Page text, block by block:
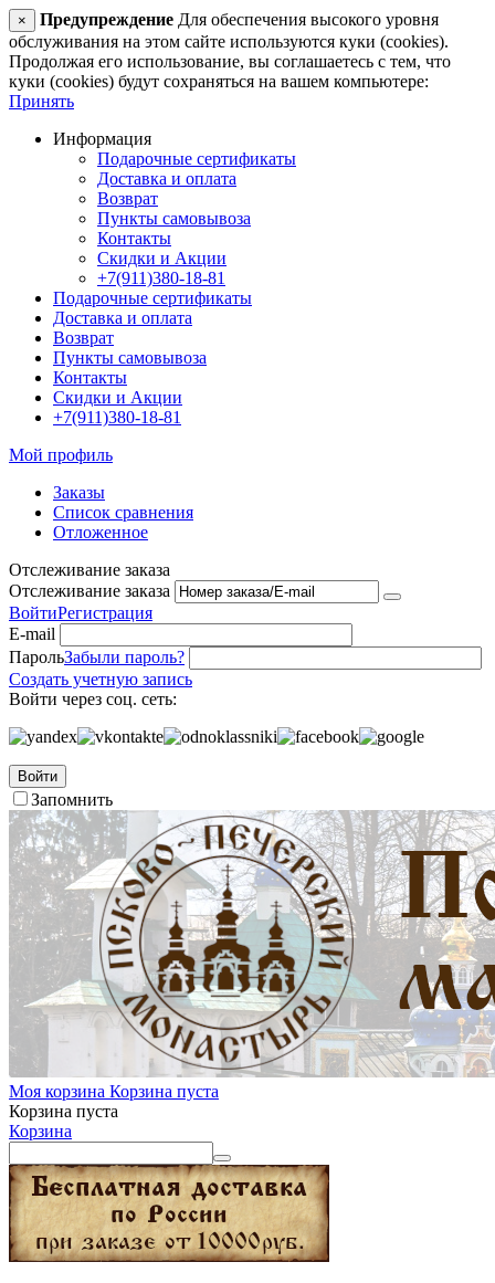
× Предупреждение Для обеспечения высокого уровня
обслуживания на этом сайте используются куки (cookies).
Продолжая его использование, вы соглашаетесь с тем, что
куки (cookies) будут сохраняться на вашем компьютере:
Принять
Информация
Подарочные сертификаты
Доставка и оплата
Возврат
Пункты самовывоза
Контакты
Скидки и Акции
+7(911)380-18-81
Подарочные сертификаты
Доставка и оплата
Возврат
Пункты самовывоза
Контакты
Скидки и Акции
+7(911)380-18-81
Мой профиль
Заказы
Список сравнения
Отложенное
Отслеживание заказа
Отслеживание заказа
ВойтиРегистрация
E-mail
ПарольЗабыли пароль?
Создать учетную запись
Войти через соц. сеть:
Войти
Запомнить
Моя корзина Корзина пуста
Корзина пуста
Корзина